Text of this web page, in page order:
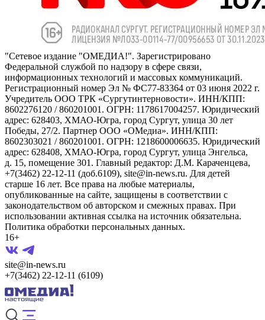
"Сетевое издание "ОМЕДИА!". Зарегистрировано
Федеральной службой по надзору в сфере связи,
информационных технологий и массовых коммуникаций.
Регистрационный номер Эл № ФС77-83364 от 03 июня 2022 г.
Учредитель ООО ТРК «Сургутинтерновости». ИНН/КПП:
8602276120 / 860201001. ОГРН: 1178617004257. Юридический
адрес: 628403, ХМАО-Югра, город Сургут, улица 30 лет
Победы, 27/2. Партнер ООО «ОМедиа». ИНН/КПП:
8602303021 / 860201001. ОГРН: 1218600006635. Юридический
адрес: 628408, ХМАО-Югра, город Сургут, улица Энгельса,
д. 15, помещение 301. Главный редактор: Д.М. Караченцева,
+7(3462) 22-12-11 (доб.6109), site@in-news.ru. Для детей
старше 16 лет. Все права на любые материалы,
опубликованные на сайте, защищены в соответствии с
законодательством об авторском и смежных правах. При
использовании активная ссылка на источник обязательна.
Политика обработки персональных данных.
16+
site@in-news.ru
+7(3462) 22-12-11 (6109)